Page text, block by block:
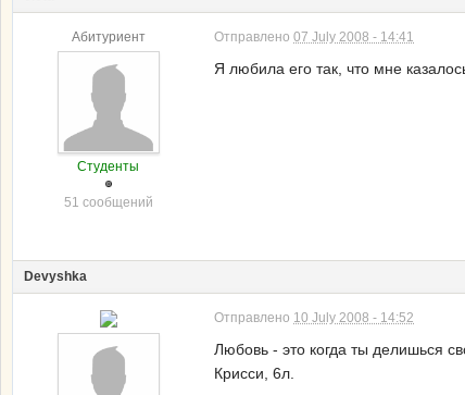
Абитуриент
Студенты
51 сообщений
Отправлено 07 July 2008 - 14:41
Я любила его так, что мне
Devyshka
Отправлено 10 July 2008 - 14:52
Любовь - это когда ты делишься
Крисси, 6л.